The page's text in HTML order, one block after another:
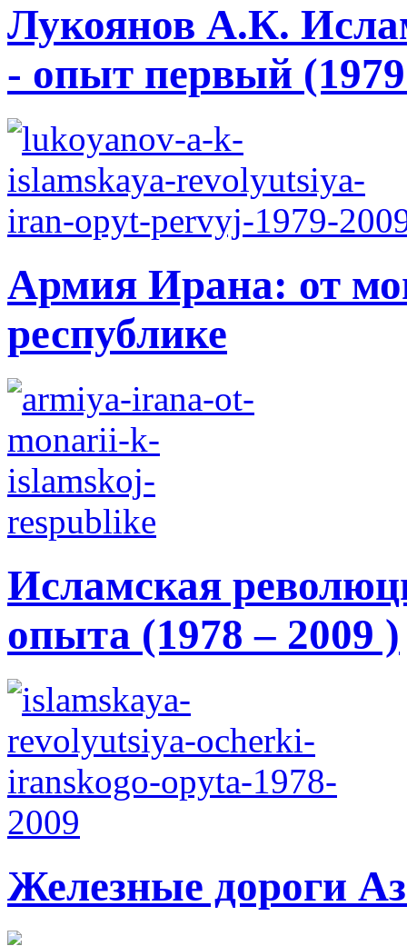
Лукоянов А.К.
- опыт первый
Армия Ирана: от
республике
Исламская
опыта (1978 – 2009 )
Железные дороги